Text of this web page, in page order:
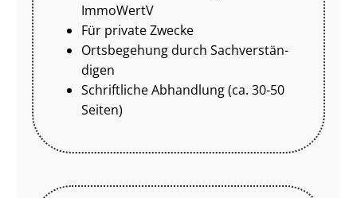
ImmoWertV
Für private Zwecke
Ortsbegehung durch Sach­ver­stän­
di­gen
Schriftliche Abhandlung (ca. 30-50
Seiten)